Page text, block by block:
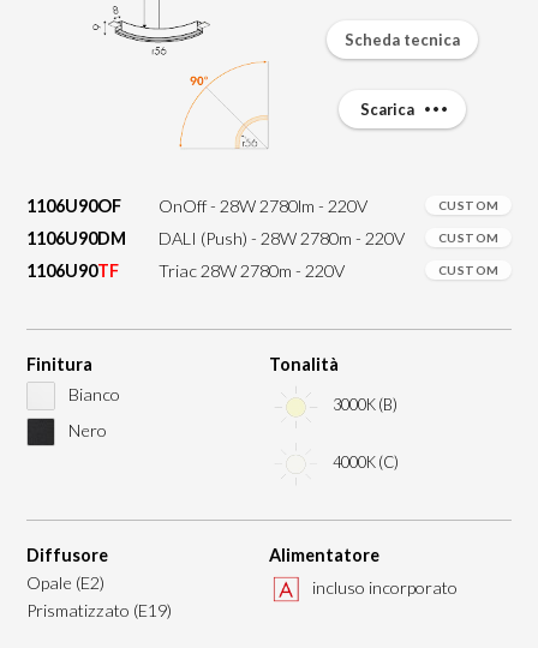
1106U90OF OnOff - 28W 2780lm - 220V CUSTOM
1106U90DM DALI (Push) - 28W 2780m - 220V CUSTOM
1106U90TF Triac 28W 2780m - 220V CUSTOM
Finitura
Bianco
Nero
Tonalità
3000K (B)
4000K (C)
Diffusore
Opale (E2)
Prismatizzato (E19)
Alimentatore
incluso incorporato
Scheda tecnica
Scarica